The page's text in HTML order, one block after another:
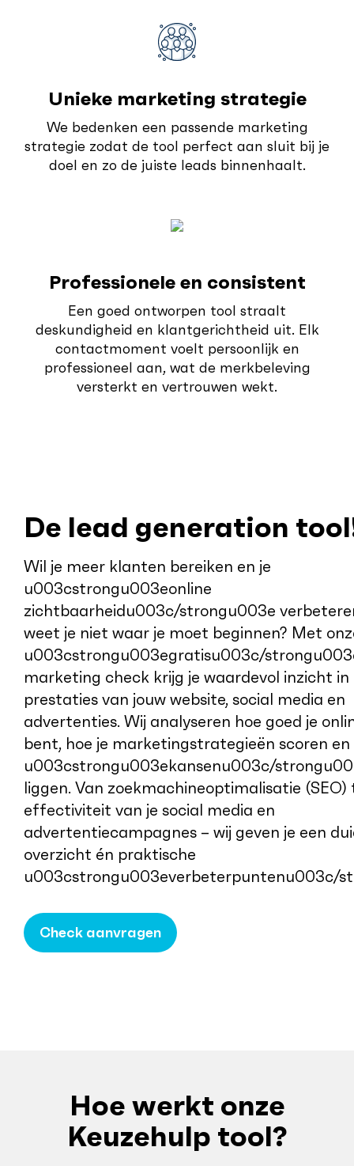
Unieke marketing strategie
We bedenken een passende marketing
strategie zodat de tool perfect aan sluit bij je
doel en zo de juiste leads binnenhaalt.
Professionele en consistent
Een goed ontworpen tool straalt
deskundigheid en klantgerichtheid uit. Elk
contactmoment voelt persoonlijk en
professioneel aan, wat de merkbeleving
versterkt en vertrouwen wekt.
De lead generation
Wil je meer klanten bereiken en je
u003cstrongu003eonline
zichtbaarheidu003c/strongu003e
weet je niet waar je moet beginnen? Met
u003cstrongu003egratisu003c/
marketing check krijg je waardevol inzicht in
prestaties van jouw website, social media en
advertenties. Wij analyseren hoe goed je
bent, hoe je marketingstrategieën scoren en
u003cstrongu003ekansenu003c/
liggen. Van zoekmachineoptimalisatie
effectiviteit van je social media en
advertentiecampagnes – wij geven je een
overzicht én praktische
u003cstrongu003everbeterpuntenu003c/
Check aanvragen
Hoe werkt onze
Keuzehulp tool?